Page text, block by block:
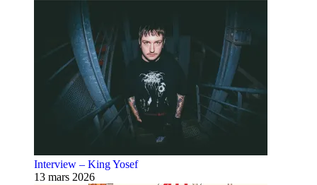
Interview – King Yosef
13 mars 2026